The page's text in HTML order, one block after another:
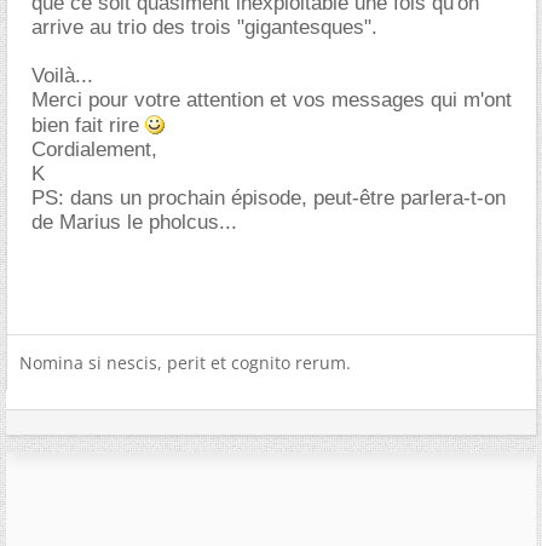
arrive au trio des trois "gigantesques".
Voilà...
Merci pour votre attention et vos messages qui m'ont
bien fait rire
Cordialement,
K
PS: dans un prochain épisode, peut-être parlera-t-on
de Marius le pholcus...
Nomina si nescis, perit et cognito rerum.